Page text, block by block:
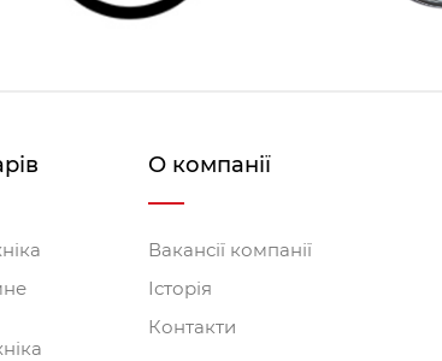
О компанії
Вакансії компанії
Історія
Контакти